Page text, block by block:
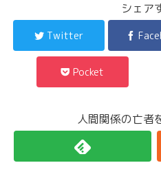
シェア
Twitter
Pocket
人間関係の亡者